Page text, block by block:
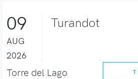
09
AUG
2026
Turandot
Torre del Lago